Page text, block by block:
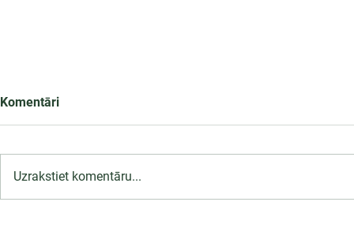
Komentāri
Uzrakstiet komentāru...